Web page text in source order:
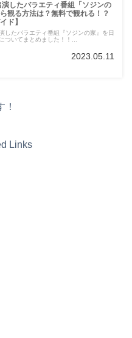
演したバラエティ番組「ソジンの
観る方法は？無料で観れる！？
ド】
したバラエティ番組『ソジンの家』を日
ついてまとめました！！...
2023.05.11
Links